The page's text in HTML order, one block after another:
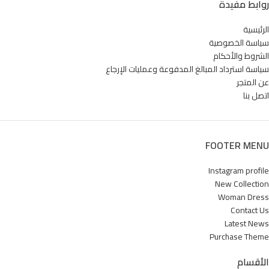
المطلوب
ثبّت المضخة أو شبكة التنقية إن توفرت
روابط مفيدة
الرئيسية
سياسة الخصوصية
الشروط والأحكام
سياسة استرداد المبالغ المدفوعة وعمليات الإرجاع
عن المتجر
اتصل بنا
FOOTER MENU
Instagram profile
New Collection
Woman Dress
Contact Us
Latest News
Purchase Theme
الأقسام